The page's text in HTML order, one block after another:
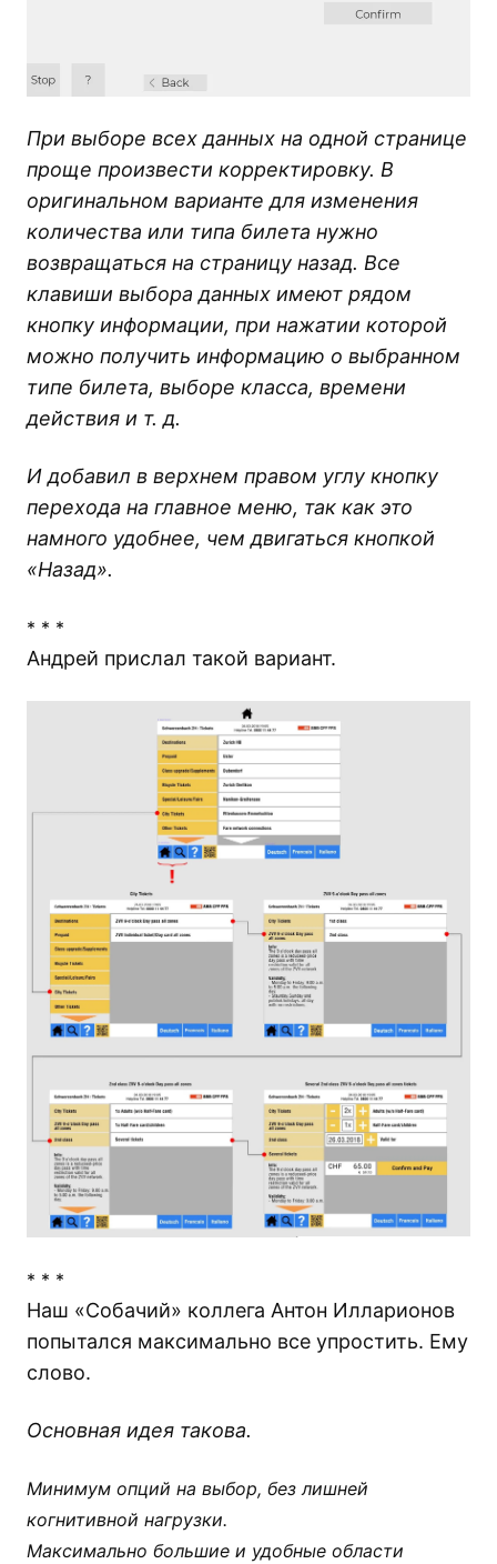
При выборе всех данных на одной странице
проще произвести корректировку. В
оригинальном варианте для изменения
количества или типа билета нужно
возвращаться на страницу назад. Все
клавиши выбора данных имеют рядом
кнопку информации, при нажатии которой
можно получить информацию о выбранном
типе билета, выборе класса, времени
действия и т. д.
И добавил в верхнем правом углу кнопку
перехода на главное меню, так как это
намного удобнее, чем двигаться кнопкой
«Назад».
* * *
Андрей прислал такой вариант.
* * *
Наш «Собачий» коллега Антон Илларионов
попытался максимально все упростить. Ему
слово.
Основная идея такова.
Минимум опций на выбор, без лишней
когнитивной нагрузки.
Максимально большие и удобные области